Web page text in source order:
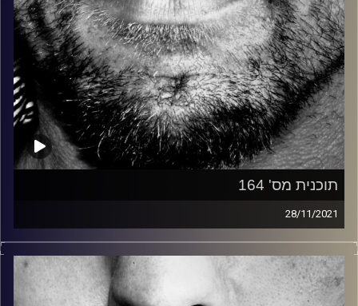
תוכנית מס' 164
28/11/2021
זיפים, מוזיקה מחוספסת של הופעות חיות. הרבה ג'אם, רוק,
בלוז, bluegrass, ג'אז, Fאנק, פרוגרסיב ואפילו אלקטרוניקה.
כל מה שחי, אמיתי ונושם.
עם שמוליק רגב.